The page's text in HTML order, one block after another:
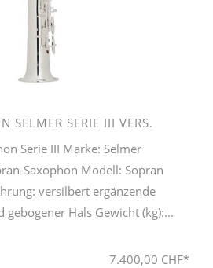
SELMER SERIE III VERS.
Serie III Marke: Selmer
Saxophon Modell: Sopran
versilbert ergänzende
gebogener Hals Gewicht (kg):...
7.400,00 CHF*